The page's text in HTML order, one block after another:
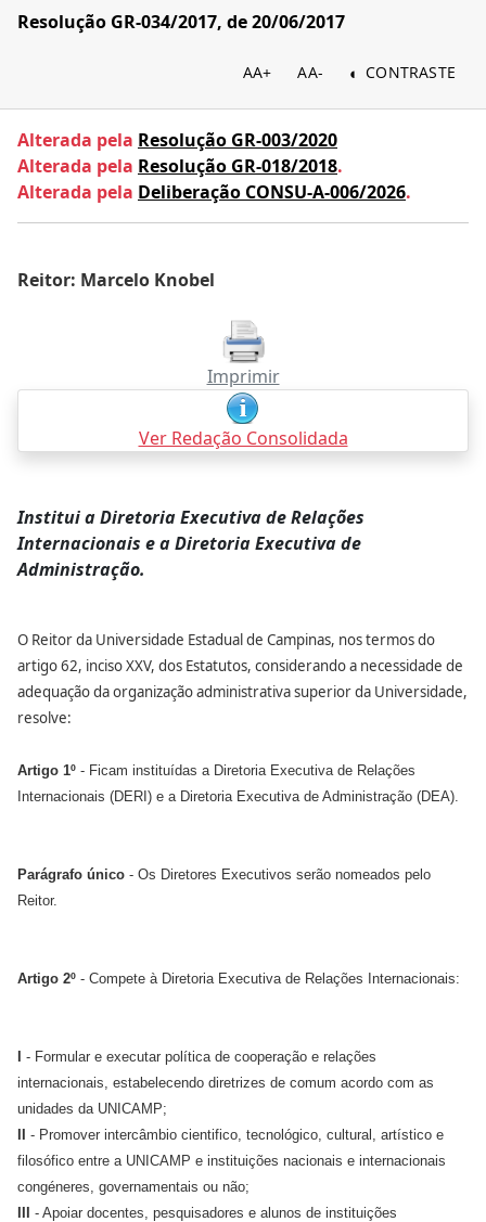
Resolução GR-034/2017, de 20/06/2017
AA+ AA- CONTRASTE
Alterada pela Resolução GR-003/2020
Alterada pela Resolução GR-018/2018.
Alterada pela Deliberação CONSU-A-006/2026.
Reitor: Marcelo Knobel
Imprimir
Ver Redação Consolidada
Institui a Diretoria Executiva de Relações
Internacionais e a Diretoria Executiva de
Administração.
O Reitor da Universidade Estadual de Campinas, nos termos do
artigo 62, inciso XXV, dos Estatutos, considerando a necessidade de
adequação da organização administrativa superior da Universidade,
resolve:
Artigo 1º - Ficam instituídas a Diretoria Executiva de Relações
Internacionais (DERI) e a Diretoria Executiva de Administração (DEA).
Parágrafo único - Os Diretores Executivos serão nomeados pelo
Reitor.
Artigo 2º - Compete à Diretoria Executiva de Relações Internacionais:
- Formular e executar política de cooperação e relações
internacionais, estabelecendo diretrizes de comum acordo com as
unidades da UNICAMP;
- Promover intercâmbio cientifico, tecnológico, cultural, artístico e
filosófico entre a UNICAMP e instituições nacionais e internacionais
congéneres, governamentais ou não;
- Apoiar docentes, pesquisadores e alunos de instituições